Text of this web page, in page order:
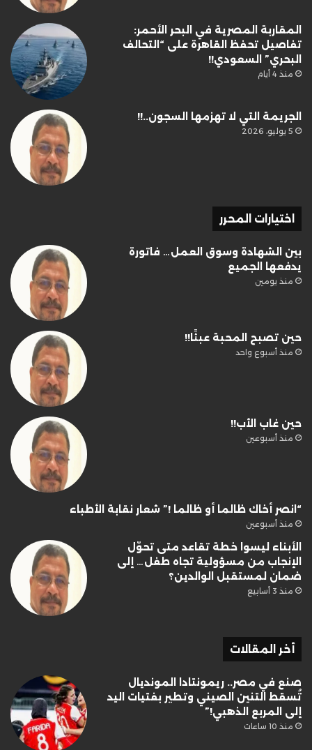
المقاربة المصرية في البحر الأحمر:
تفاصيل تحفظ القاهرة على “التحالف
البحري” السعودي!!
منذ 4 أيام
الجريمة التي لا تهزمها السجون..!!
5 يوليو، 2026
اختيارات المحرر
بين الشهادة وسوق العمل… فاتورة
يدفعها الجميع
منذ يومين
حين تصبح المحبة عبئًا!!
منذ أسبوع واحد
حين غاب الأب!!
منذ أسبوعين
“انصر أخاك ظالما أو ظالما !” شعار نقابة الأطباء
منذ أسبوعين
الأبناء ليسوا خطة تقاعد متى تحوّل
الإنجاب من مسؤولية تجاه طفل… إلى
ضمان لمستقبل الوالدين؟
منذ 3 أسابيع
أخر المقالات
صنع في مصر.. ريمونتادا المونديال
تُسقط التنين الصيني وتطير بفتيات اليد
إلى المربع الذهبي!”
منذ 10 ساعات